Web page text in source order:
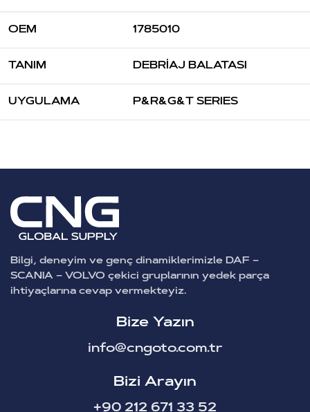
OEM 1785010
TANIM DEBRİAJ BALATASI
UYGULAMA P&R&G&T SERIES
Bilgi, deneyim ve genç dinamiklerimizle DAF –
SCANIA – VOLVO çekici gruplarının yedek parça
ihtiyaçlarına cevap vermekteyiz.
Bize Yazın
info@cngoto.com.tr
Bizi Arayın
+90 212 671 33 52